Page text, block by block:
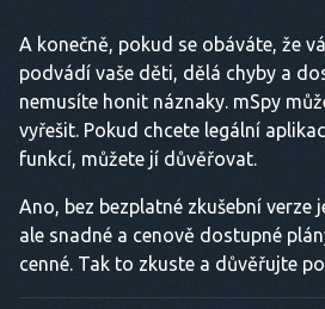
A konečně, pokud se obáváte, že
podvádí vaše děti, dělá chyby a
nemusíte honit náznaky. mSpy
vyřešit. Pokud chcete legální
funkcí, můžete jí důvěřovat.
Ano, bez bezplatné zkušební verze
ale snadné a cenově dostupné
cenné. Tak to zkuste a důvěřujte